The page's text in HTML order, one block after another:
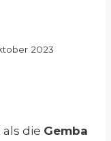
2023
die Gemba